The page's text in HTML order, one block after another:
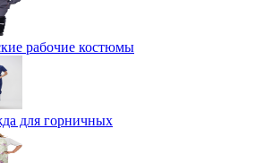
рабочие костюмы
для горничных